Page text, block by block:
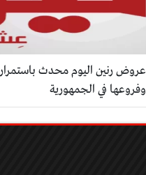
عروض رنين اليوم محدث باستمرار
وفروعها في الجمهورية